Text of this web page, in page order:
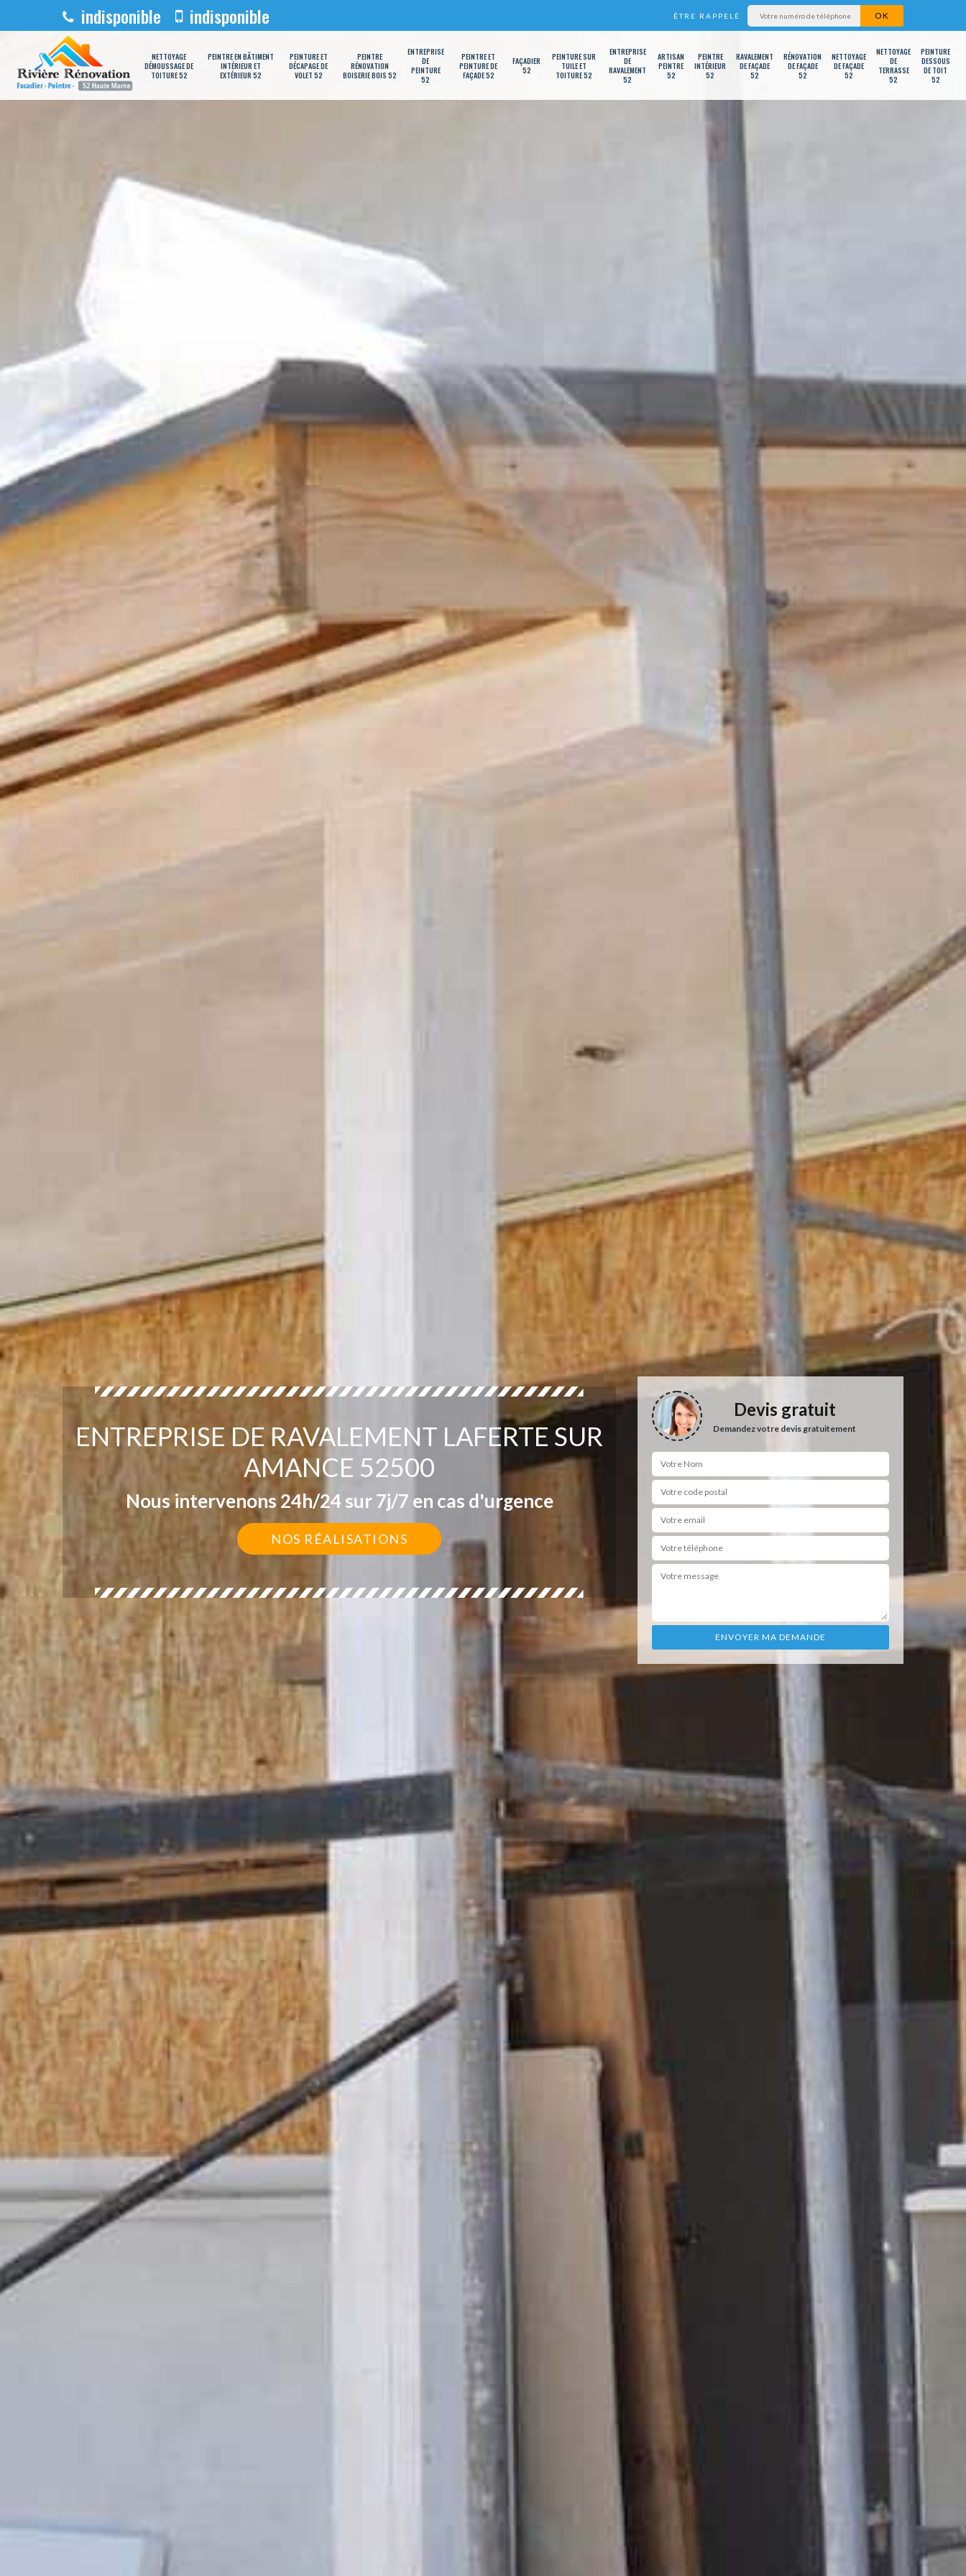
indisponible indisponible ÊTRE RAPPELÉ
NETTOYAGE
DÉMOUSSAGE DE
TOITURE 52
PEINTRE EN BÂTIMENT
INTÉRIEUR ET
EXTÉRIEUR 52
PEINTURE ET
DÉCAPAGE DE
VOLET 52
PEINTRE
RÉNOVATION
BOISERIE BOIS 52
ENTREPRISE
DE
PEINTURE
52
PEINTRE ET
PEINTURE DE
FAÇADE 52
FAÇADIER
52
PEINTURE SUR
TUILE ET
TOITURE 52
ENTREPRISE
DE
RAVALEMENT
52
ARTISAN
PEINTRE
52
PEINTRE
INTÉRIEUR
52
RAVALEMENT
DE FAÇADE
52
RÉNOVATION
DE FAÇADE
52
NETTOYAGE
DE FAÇADE
52
NETTOYAGE
DE
TERRASSE
52
PEINTURE
DESSOUS
DE TOIT
52
ENTREPRISE DE RAVALEMENT LAFERTE SUR
AMANCE 52500
Nous intervenons 24h/24 sur 7j/7 en cas d'urgence
NOS RÉALISATIONS
Devis gratuit
Demandez votre devis gratuitement